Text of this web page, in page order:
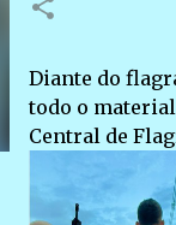
Diante do
todo o
Central de